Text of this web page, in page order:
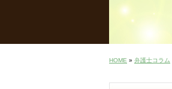
HOME » 弁護士コラム